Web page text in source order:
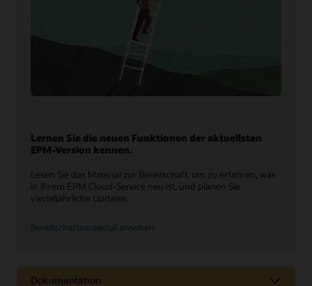
Lernen Sie die neuen Funktionen der aktuellsten
EPM-Version kennen.
Lesen Sie das Material zur Bereitschaft, um zu erfahren, was
in Ihrem EPM Cloud-Service neu ist, und planen Sie
vierteljährliche Updates.
Bereitschaftsmaterial ansehen
Dokumentation